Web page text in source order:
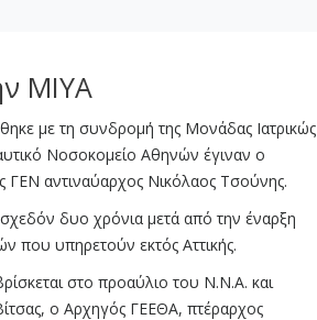
ΜΙΥΑ
με τη συνδρομή της Μονάδας Ιατρικώς
Νοσοκομείο Αθηνών έγιναν ο
αντιναύαρχος Νικόλαος Τσούνης.
δυο χρόνια μετά από την έναρξη
που υπηρετούν εκτός Αττικής.
στο προαύλιο του Ν.Ν.Α. και
ο Αρχηγός ΓΕΕΘΑ, πτέραρχος